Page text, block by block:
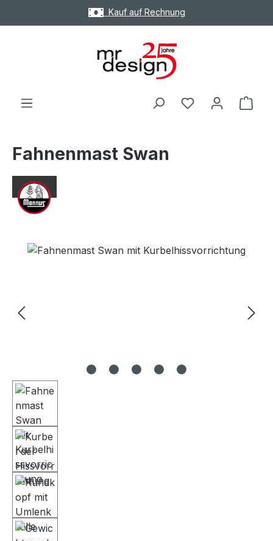
Zum Hauptinhalt springenKauf auf Rechnung
Fahnenmast Swan
Bildergalerie überspringen